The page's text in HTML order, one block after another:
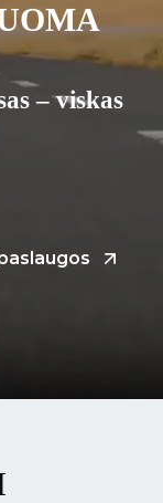
– viskas